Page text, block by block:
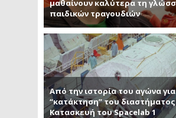
μαθαίνουν καλύτερα τη
παιδικών τραγουδιών
Από την ιστορία του αγώνα
“κατάκτηση” του
Κατασκευή του Spacelab 1